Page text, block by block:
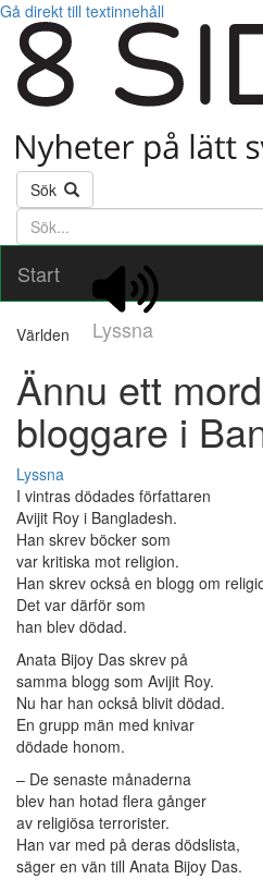
Gå direkt till textinnehåll
Sök
Söktext
Start
Lyssna
Världen
Ännu ett
bloggare i
Lyssna
I vintras dödades författaren
Avijit Roy i Bangladesh.
Han skrev böcker som
var kritiska mot religion.
Han skrev också en blogg om
Det var därför som
han blev dödad.
Anata Bijoy Das skrev på
samma blogg som Avijit Roy.
Nu har han också blivit dödad.
En grupp män med knivar
dödade honom.
– De senaste månaderna
blev han hotad flera gånger
av religiösa terrorister.
Han var med på deras dödslista,
säger en vän till Anata Bijoy Das.